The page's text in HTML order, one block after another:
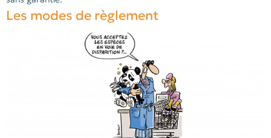
Les modes de règlement